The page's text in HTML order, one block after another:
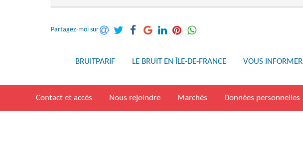
Partagez-moi sur
BRUITPARIF LE BRUIT EN ÎLE-DE-FRANCE VOUS INFORMER
Contact et accès Nous rejoindre Marchés Données personnelles